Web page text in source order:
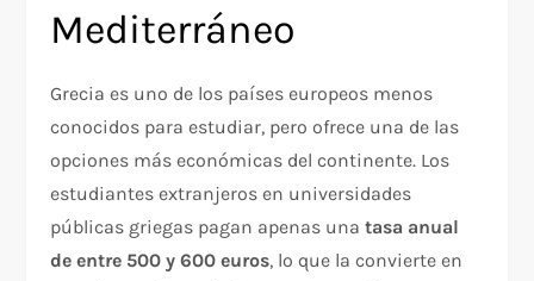
Mediterráneo
Grecia es uno de los países europeos menos
conocidos para estudiar, pero ofrece una de las
opciones más económicas del continente. Los
estudiantes extranjeros en universidades
públicas griegas pagan apenas unatasa anual
de entre 500 y 600 euros, lo que la convierte en